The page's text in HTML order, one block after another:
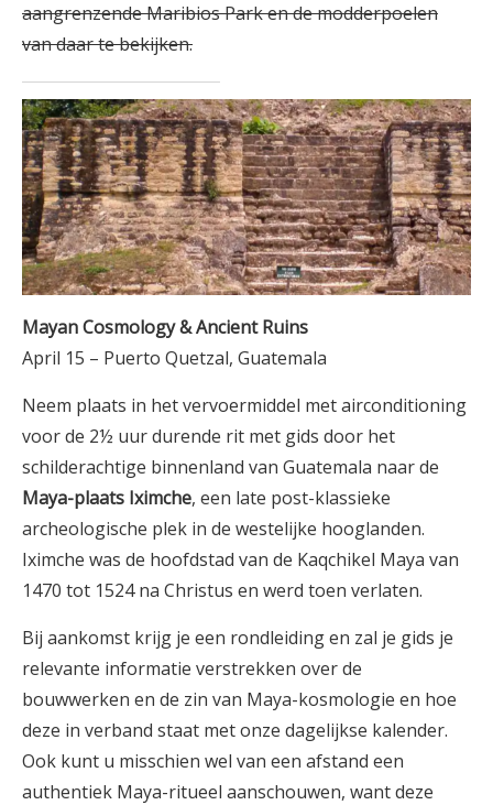
aangrenzende Maribios Park en de modderpoelen
van daar te bekijken.
Mayan Cosmology & Ancient Ruins
April 15 – Puerto Quetzal, Guatemala
Neem plaats in het vervoermiddel met airconditioning
voor de 2½ uur durende rit met gids door het
schilderachtige binnenland van Guatemala naar de
Maya-plaats Iximche, een late post-klassieke
archeologische plek in de westelijke hooglanden.
Iximche was de hoofdstad van de Kaqchikel Maya van
1470 tot 1524 na Christus en werd toen verlaten.
Bij aankomst krijg je een rondleiding en zal je gids je
relevante informatie verstrekken over de
bouwwerken en de zin van Maya-kosmologie en hoe
deze in verband staat met onze dagelijkse kalender.
Ook kunt u misschien wel van een afstand een
authentiek Maya-ritueel aanschouwen, want deze